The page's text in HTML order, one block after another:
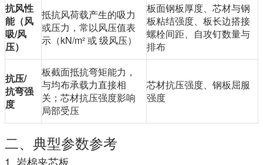
抗风性
能（风
吸/风
压）
抵抗风荷载产生的吸力
或压力，常以风压值表
示（kN/m² 或 级风压）
板面钢板厚度、芯材与钢
板粘结强度、板长边搭接
螺栓间距、自攻钉数量与
排布
抗压/
抗弯强
度
板截面抵抗弯矩能力，
与均布承载力直接相
关；芯材抗压强度影响
局部受压
芯材抗压强度、钢板屈服
强度
二、典型参数参考
1. 岩棉夹芯板